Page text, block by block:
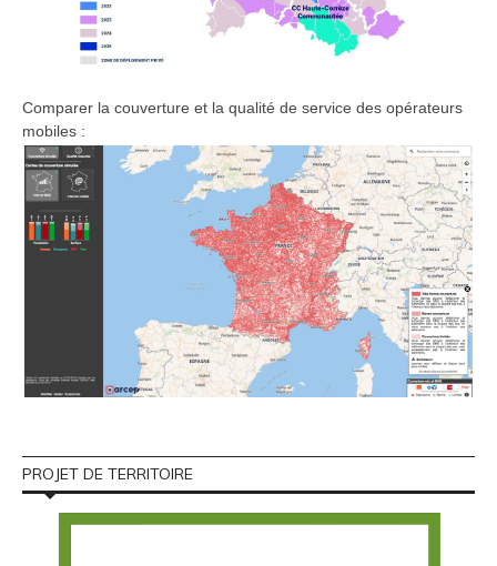
Comparer la couverture et la qualité de service des opérateurs
mobiles :
PROJET DE TERRITOIRE